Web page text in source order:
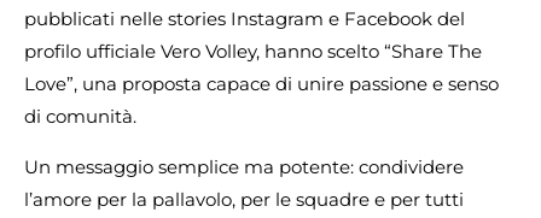
pubblicati nelle stories Instagram e Facebook del
profilo ufficiale Vero Volley, hanno scelto “Share The
Love”, una proposta capace di unire passione e senso
di comunità.
Un messaggio semplice ma potente: condividere
l’amore per la pallavolo, per le squadre e per tutti